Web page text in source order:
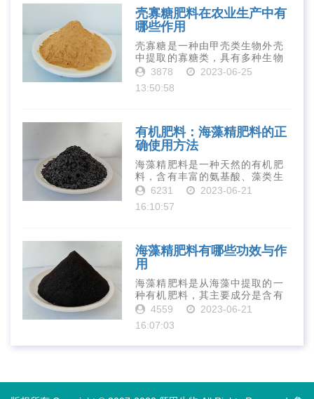
壳寡糖肥料在农业生产中有
哪些作用
壳寡糖是一种由甲壳类生物外壳
中提取的寡糖类，具有多种生物
活性和营养价值。在农业生产
是作为一种新型的有机肥料，壳
3878
2023-06-25
13:50:58
有机肥料：海藻精肥料的正
确使用方法
海藻精肥料是一种天然的有机肥
料，含有丰富的氨基酸、藻类生
长素、维生素、微量元素、蛋白
力、促进植物生长、增强植物抗
6231
2023-06-21
16:10:57
海藻精肥料有哪些功效与作
用
海藻精肥料是从海藻中提取的一
种有机肥料，其主要成分是含有
丰富的微量元素、植物生长素、
有增强作物生长、促进植物根系
4559
2023-06-21
16:07:03